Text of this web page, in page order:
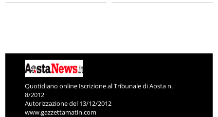
Quotidiano online Iscrizione al Tribunale di Aosta n.
8/2012
Autorizzazione del 13/12/2012
www.gazzettamatin.com